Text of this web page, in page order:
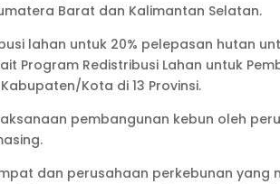
Barat dan Kalimantan Selatan.
lahan untuk 20% pelepasan hutan
Program Redistribusi Lahan untuk
Kota di 13 Provinsi.
pembangunan kebun oleh
dan perusahaan perkebunan yang